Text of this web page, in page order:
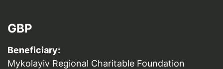
GBP
Beneficiary:
Mykolayiv Regional Charitable Foundation